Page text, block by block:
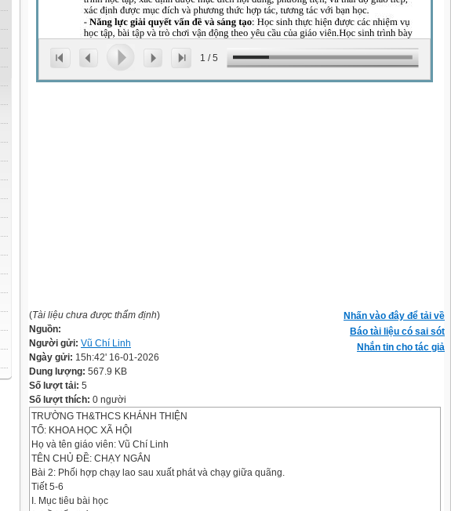
1 /5
Nhấn vào đây để tải về
Báo tài liệu có sai sót
Nhắn tin cho tác giả
(Tài liệu chưa được thẩm định)
Nguồn:
Người gửi: Vũ Chí Linh
Ngày gửi: 15h:42' 16-01-2026
Dung lượng: 567.9 KB
Số lượt tải: 5
Số lượt thích: 0 người
TRƯỜNG TH&THCS KHÁNH THIỆN
TỔ: KHOA HỌC XÃ HỘI
Họ và tên giáo viên: Vũ Chí Linh
TÊN CHỦ ĐỀ: CHẠY NGẮN
Bài 2: Phối hợp chạy lao sau xuất phát và chạy giữa quãng.
Tiết 5-6
I. Mục tiêu bài học